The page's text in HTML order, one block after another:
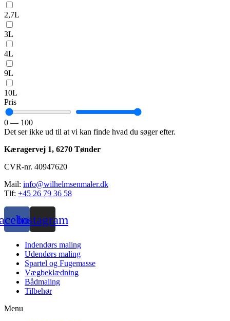
2,7L
3L
4L
9L
10L
Pris
0 — 100
Det ser ikke ud til at vi kan finde hvad du søger efter.
Kæragervej 1, 6270 Tønder
CVR-nr. 40947620
Mail: info@wilhelmsenmaler.dk
Tlf: +45 26 79 36 58
Instagram
Indendørs maling
Udendørs maling
Spartel og Fugemasse
Vægbeklædning
Bådmaling
Tilbehør
Menu